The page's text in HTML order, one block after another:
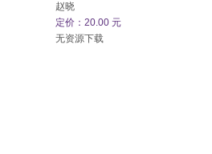
赵晓
定价：20.00 元
无资源下载